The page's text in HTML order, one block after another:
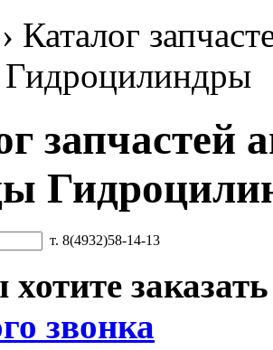
› Каталог
запчастей
т. 8(4932)58-14-13
звонка